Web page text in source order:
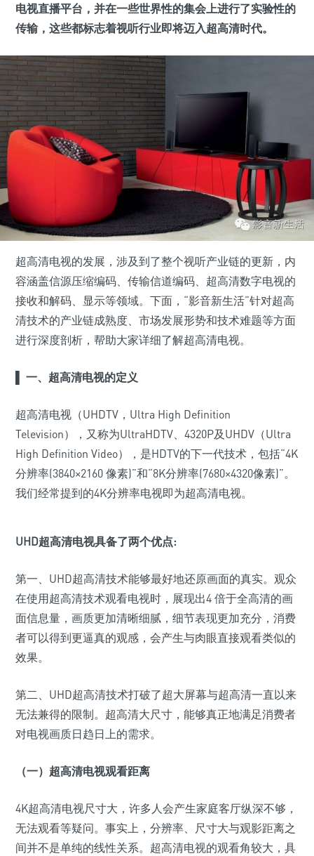
电视直播平台，并在一些世界性的集会上进行了实验性的
传输，这些都标志着视听行业即将迈入超高清时代。
超高清电视的发展，涉及到了整个视听产业链的更新，内
容涵盖信源压缩编码、传输信道编码、超高清数字电视的
接收和解码、显示等领域。下面，“影音新生活”针对超高
清技术的产业链成熟度、市场发展形势和技术难题等方面
进行深度剖析，帮助大家详细了解超高清电视。
一、超高清电视的定义
超高清电视（UHDTV，Ultra High Definition
Television），又称为UltraHDTV、4320P及UHDV（Ultra
High Definition Video），是HDTV的下一代技术，包括“4K
分辨率(3840×2160 像素)”和“8K分辨率(7680×4320像素)”。
我们经常提到的4K分辨率电视即为超高清电视。
UHD超高清电视具备了两个优点:
第一、UHD超高清技术能够最好地还原画面的真实。观众
在使用超高清技术观看电视时，展现出4 倍于全高清的画
面信息量，画质更加清晰细腻，细节表现更加充分，消费
者可以得到更逼真的观感，会产生与肉眼直接观看类似的
效果。
第二、UHD超高清技术打破了超大屏幕与超高清一直以来
无法兼得的限制。超高清大尺寸，能够真正地满足消费者
对电视画质日趋日上的需求。
（一）超高清电视观看距离
4K超高清电视尺寸大，许多人会产生家庭客厅纵深不够，
无法观看等疑问。事实上，分辨率、尺寸大与观影距离之
间并不是单纯的线性关系。超高清电视的观看角较大，具